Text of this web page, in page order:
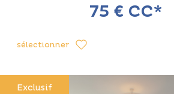
75 € CC*
sélectionner
Exclusif